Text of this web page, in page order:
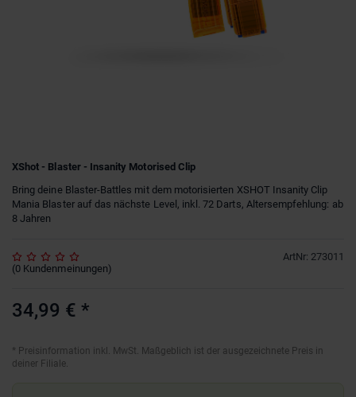
XShot - Blaster - Insanity Motorised Clip
Bring deine Blaster-Battles mit dem motorisierten XSHOT Insanity Clip
Mania Blaster auf das nächste Level, inkl. 72 Darts, Altersempfehlung: ab
8 Jahren
ArtNr: 273011
(0 Kundenmeinungen)
34,99 € *
* Preisinformation inkl. MwSt. Maßgeblich ist der ausgezeichnete Preis in
deiner Filiale.